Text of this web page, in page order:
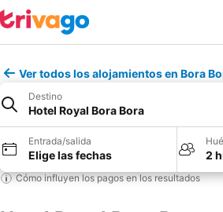
Ver todos los alojamientos en Bora
Destino
Hotel Royal Bora Bora
Entrada/salida
Elige las fechas 2
Cómo influyen los pagos en los resultados